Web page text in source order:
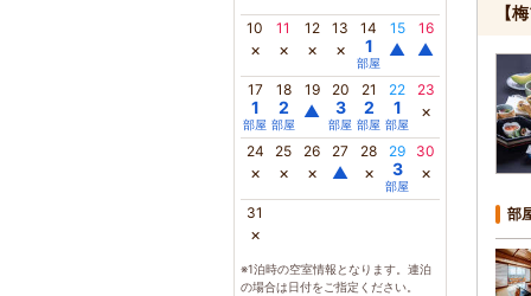
10
×
11
×
12
×
13
×
14
1
部屋
15
▲
16
▲
17
1
部屋
18
2
部屋
19
▲
20
3
部屋
21
2
部屋
22
1
部屋
23
×
24
×
25
×
26
×
27
▲
28
×
29
3
部屋
30
×
31
×
※1泊時の空室情報となります。連泊
の場合は日付をご指定ください。
【
部